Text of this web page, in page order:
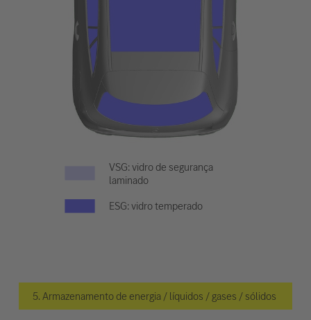
VSG: vidro de segurança
laminado
ESG: vidro temperado
5. Armazenamento de energia / líquidos / gases / sólidos